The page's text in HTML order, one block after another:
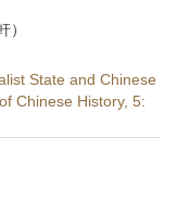
State and Chinese
Chinese History, 5: